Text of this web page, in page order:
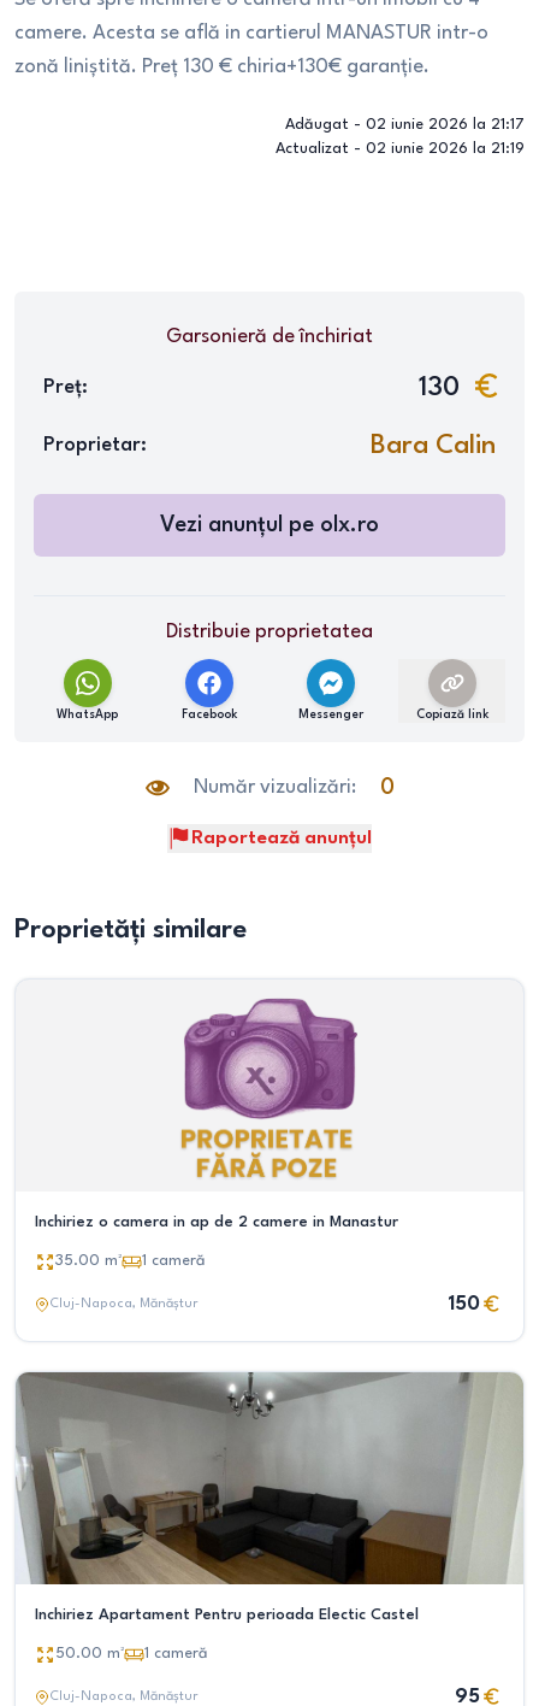
camere. Acesta se află in cartierul MANASTUR intr-o
zonă liniștită. Preț 130 € chiria+130€ garanție.
Adăugat - 02 iunie 2026 la 21:17
Actualizat - 02 iunie 2026 la 21:19
Garsonieră de închiriat
Preț: 130
Proprietar: Bara Calin
Vezi anunțul pe olx.ro
Distribuie proprietatea
WhatsApp Facebook Messenger Copiază link
Număr vizualizări: 0
Raportează anunțul
Proprietăți similare
Inchiriez o camera in ap de 2 camere in Manastur
35.00 m² 1 cameră
Cluj-Napoca, Mănăștur 150
Inchiriez Apartament Pentru perioada Electic Castel
50.00 m² 1 cameră
Cluj-Napoca, Mănăștur 95